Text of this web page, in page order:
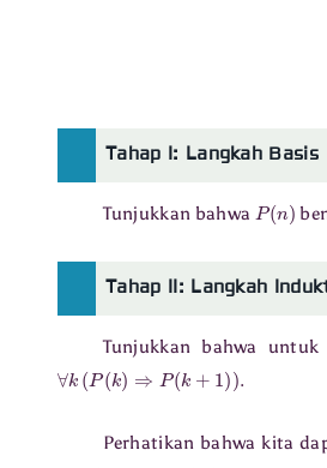
Tahap I: Langkah Basis
Tunjukkan bahwa P
Tahap II: Langkah
Tunjukkan bahwa
∀k k)⇒ k +1
Perhatikan bahwa kita